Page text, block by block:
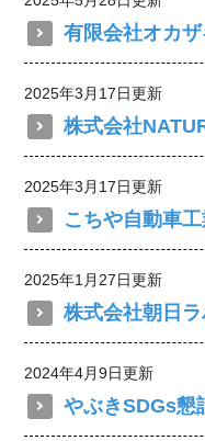
有限会社オカ
2025年3月17日更新
株式会社
2025年3月17日更新
こちや自動車
2025年1月27日更新
株式会社朝日
2024年4月9日更新
やぶきSDGs懇